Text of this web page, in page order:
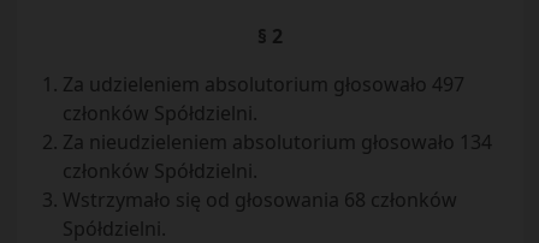
§ 2
Za udzieleniem absolutorium głosowało 497
członków Spółdzielni.
Za nieudzieleniem absolutorium głosowało 134
członków Spółdzielni.
Wstrzymało się od głosowania 68 członków
Spółdzielni.